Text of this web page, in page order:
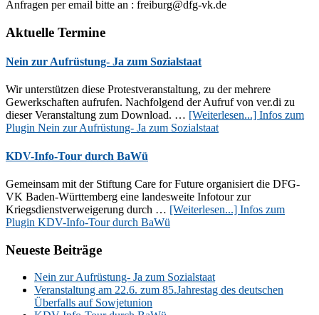
Anfragen per email bitte an : freiburg@dfg-vk.de
Aktuelle Termine
Nein zur Aufrüstung- Ja zum Sozialstaat
Wir unterstützen diese Protestveranstaltung, zu der mehrere
Gewerkschaften aufrufen. Nachfolgend der Aufruf von ver.di zu
dieser Veranstaltung zum Download. … [Weiterlesen...] Infos zum
Plugin Nein zur Aufrüstung- Ja zum Sozialstaat
KDV-Info-Tour durch BaWü
Gemeinsam mit der Stiftung Care for Future organisiert die DFG-
VK Baden-Württemberg eine landesweite Infotour zur
Kriegsdienstverweigerung durch … [Weiterlesen...] Infos zum
Plugin KDV-Info-Tour durch BaWü
Neueste Beiträge
Nein zur Aufrüstung- Ja zum Sozialstaat
Veranstaltung am 22.6. zum 85.Jahrestag des deutschen
Überfalls auf Sowjetunion